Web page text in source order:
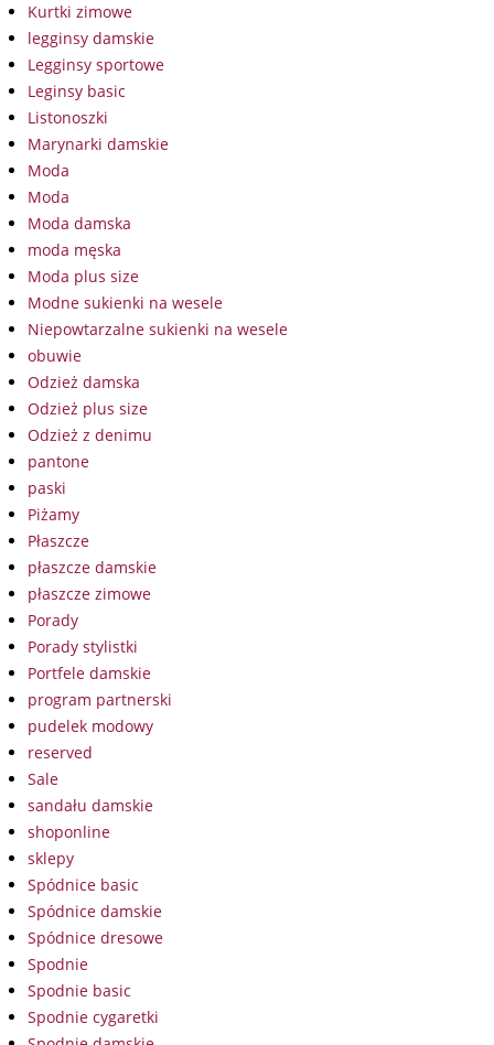
Kurtki zimowe
legginsy damskie
Legginsy sportowe
Leginsy basic
Listonoszki
Marynarki damskie
Moda
Moda
Moda damska
moda męska
Moda plus size
Modne sukienki na wesele
Niepowtarzalne sukienki na wesele
obuwie
Odzież damska
Odzież plus size
Odzież z denimu
pantone
paski
Piżamy
Płaszcze
płaszcze damskie
płaszcze zimowe
Porady
Porady stylistki
Portfele damskie
program partnerski
pudelek modowy
reserved
Sale
sandału damskie
shoponline
sklepy
Spódnice basic
Spódnice damskie
Spódnice dresowe
Spodnie
Spodnie basic
Spodnie cygaretki